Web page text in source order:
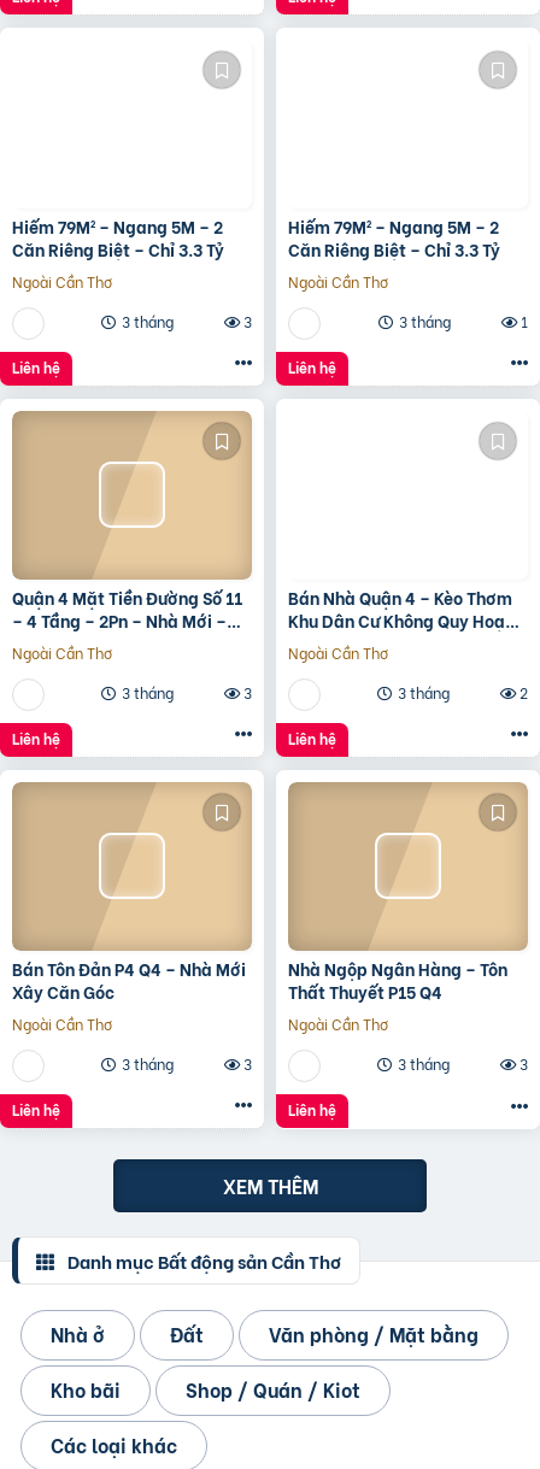
Hiếm 79M² – Ngang 5M – 2
Căn Riêng Biệt – Chỉ 3.3 Tỷ
Ngoài Cần Thơ
3 tháng
3
Liên hệ
Hiếm 79M² – Ngang 5M – 2
Căn Riêng Biệt – Chỉ 3.3 Tỷ
Ngoài Cần Thơ
3 tháng
1
Liên hệ
Quận 4 Mặt Tiền Đường Số 11
– 4 Tầng – 2Pn – Nhà Mới –
7.35 Tỷ Tl
Ngoài Cần Thơ
3 tháng
3
Liên hệ
Bán Nhà Quận 4 – Kèo Thơm
Khu Dân Cư Không Quy Hoạch
Cách Mặt Tiền Xóm Chiếu
30M
Ngoài Cần Thơ
3 tháng
2
Liên hệ
Bán Tôn Đản P4 Q4 – Nhà Mới
Xây Căn Góc
Ngoài Cần Thơ
3 tháng
3
Liên hệ
Nhà Ngộp Ngân Hàng – Tôn
Thất Thuyết P15 Q4
Ngoài Cần Thơ
3 tháng
3
Liên hệ
XEM THÊM
Danh mục Bất động sản Cần Thơ
Nhà ở Đất
Văn phòng / Mặt bằng
Kho bãi
Shop / Quán / Kiot
Các loại khác